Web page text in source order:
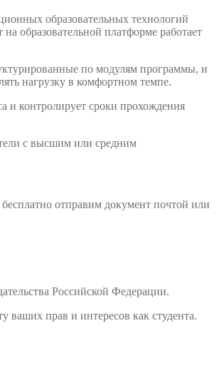
образовательных технологий
образовательной платформе работает
по модулям программы, и
нагрузку в комфортном темпе.
и контролирует сроки прохождения
с высшим или средним
отправим документ почтой или
Российской Федерации.
прав и интересов как студента.